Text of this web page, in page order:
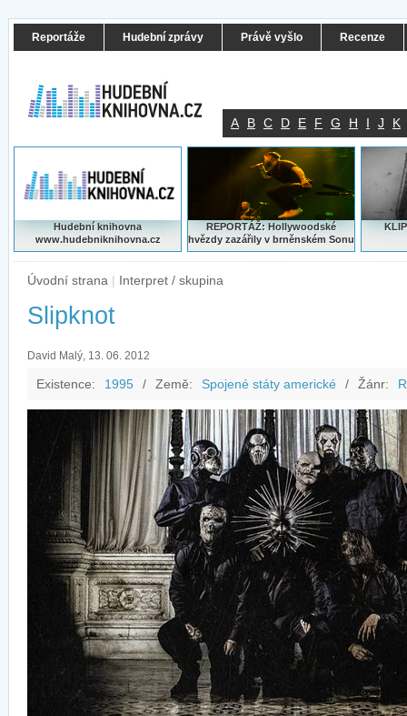
Reportáže Hudební zprávy Právě vyšlo Recenze
A B C D E F G H I J K
Hudební knihovna
www.hudebniknihovna.cz
REPORTÁŽ: Hollywoodské
hvězdy zazářily v brněnském Sonu
Úvodní strana | Interpret / skupina
Slipknot
David Malý, 13. 06. 2012
Existence: 1995 / Země: Spojené státy americké / Žánr: